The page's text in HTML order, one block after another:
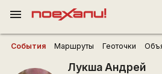
menu
События Маршруты Геоточки
Лукша Андрей